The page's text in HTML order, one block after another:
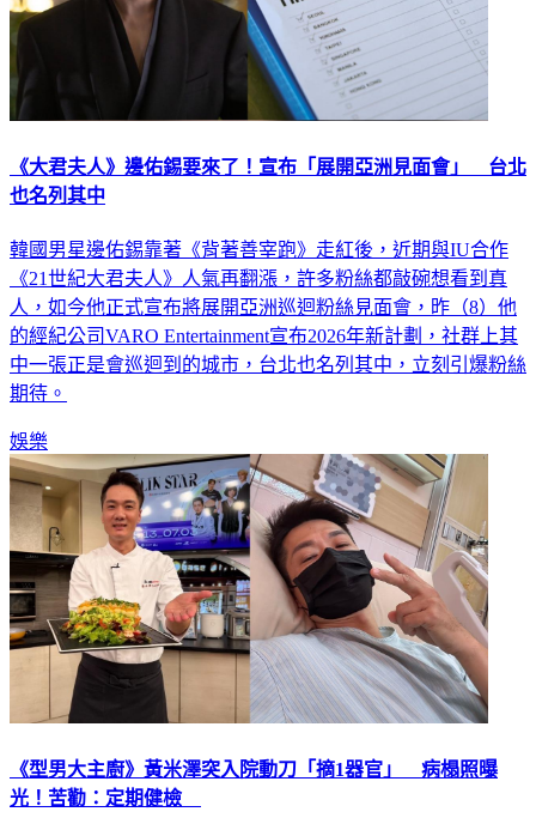
《大君夫人》邊佑錫要來了！宣布「展開亞洲見面會」 台北
也名列其中
韓國男星邊佑錫靠著《背著善宰跑》走紅後，近期與IU合作
《21世紀大君夫人》人氣再翻漲，許多粉絲都敲碗想看到真
人，如今他正式宣布將展開亞洲巡迴粉絲見面會，昨（8）他
的經紀公司VARO Entertainment宣布2026年新計劃，社群上其
中一張正是會巡迴到的城市，台北也名列其中，立刻引爆粉絲
期待。
娛樂
《型男大主廚》黃米澤突入院動刀「摘1器官」 病榻照曝
光！苦勸：定期健檢